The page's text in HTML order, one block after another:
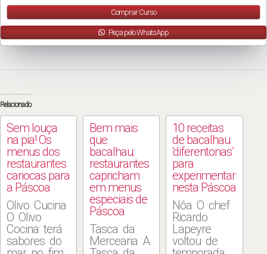
Comprar Curso
Peça pelo WhatsApp
Relacionado
Sem louça
na pia! Os
menus dos
restaurantes
cariocas para
a Páscoa
Olivo Cucina
O Olivo
Cocina terá
sabores do
Bem mais
que
bacalhau:
restaurantes
capricham
em menus
especiais de
Páscoa
Tasca da
Mercearia A
10 receitas
de bacalhau
‘diferentonas’
para
experimentar
nesta Páscoa
Nôa O chef
Ricardo
Lapeyre
voltou de